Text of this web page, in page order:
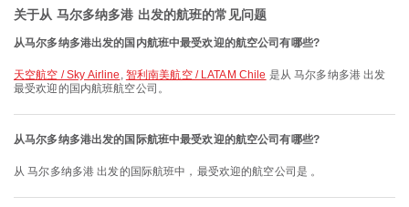
关于从 马尔多纳多港 出发的航班的常见问题
从马尔多纳多港出发的国内航班中最受欢迎的航空公司有哪些?
天空航空 / Sky Airline , 智利南美航空 / LATAM Chile 是从 马尔多纳多港 出发
最受欢迎的国内航班航空公司。
从马尔多纳多港出发的国际航班中最受欢迎的航空公司有哪些?
从 马尔多纳多港 出发的国际航班中，最受欢迎的航空公司是 。